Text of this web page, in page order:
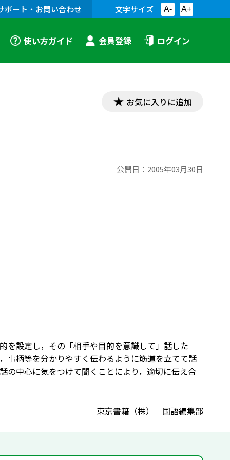
ポート・お問い合わせ 文字サイズ A- A+
使い方ガイド 会員登録 ログイン
お気に入りに追加
公開日： 2005年03月30日
を設定し，その「相手や目的を意識して」話した
事柄等を分かりやすく伝わるように筋道を立てて話
の中心に気をつけて聞くことにより，適切に伝え合
東京書籍（株） 国語編集部